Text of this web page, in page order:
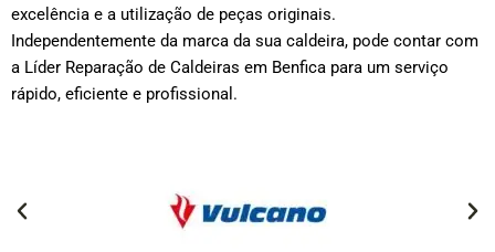
excelência e a utilização de peças originais.
Independentemente da marca da sua caldeira, pode contar com
a Líder Reparação de Caldeiras em Benfica para um serviço
rápido, eficiente e profissional.